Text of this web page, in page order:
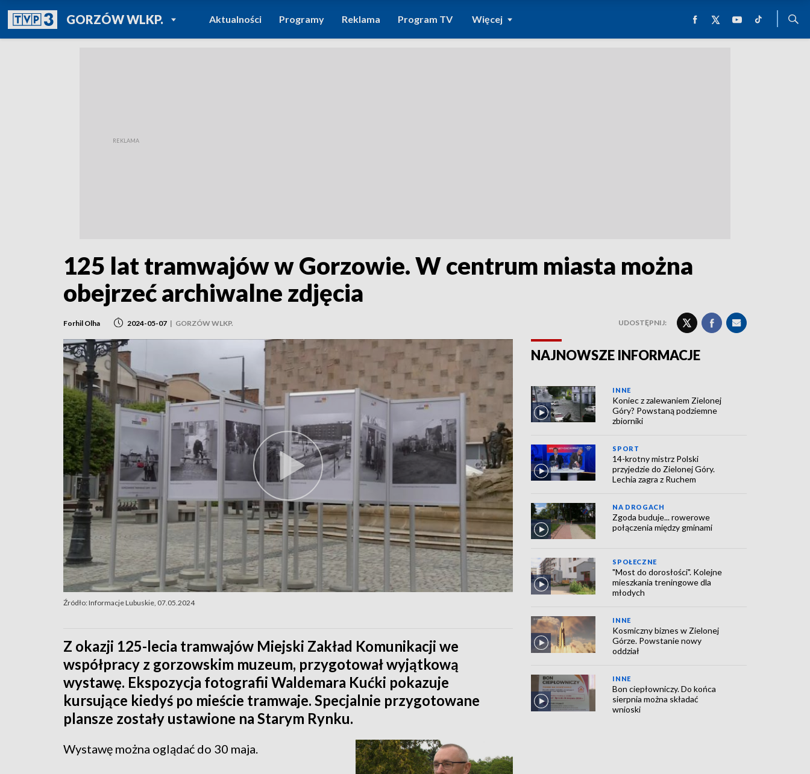
GORZÓW WLKP.POWRÓT DO
TVP REGIONY
Aktualności Programy Reklama Program TV Więcej
125 lat tramwajów w Gorzowie. W centrum miasta można
obejrzeć archiwalne zdjęcia
Forhil Olha 2024-05-07 | GORZÓW WLKP. UDOSTĘPNIJ:
Źródło: Informacje Lubuskie, 07.05.2024
Z okazji 125-lecia tramwajów Miejski Zakład Komunikacji we
współpracy z gorzowskim muzeum, przygotował wyjątkową
wystawę. Ekspozycja fotografii Waldemara Kućki pokazuje
kursujące kiedyś po mieście tramwaje. Specjalnie przygotowane
plansze zostały ustawione na Starym Rynku.
Wystawę można oglądać do 30 maja.
NAJNOWSZE INFORMACJE
INNE
Koniec z zalewaniem Zielonej
Góry? Powstaną podziemne
zbiorniki
SPORT
14-krotny mistrz Polski
przyjedzie do Zielonej Góry.
Lechia zagra z Ruchem
NA DROGACH
Zgoda buduje... rowerowe
połączenia między gminami
SPOŁECZNE
"Most do dorosłości". Kolejne
mieszkania treningowe dla
młodych
INNE
Kosmiczny biznes w Zielonej
Górze. Powstanie nowy
oddział
INNE
Bon ciepłowniczy. Do końca
sierpnia można składać
wnioski